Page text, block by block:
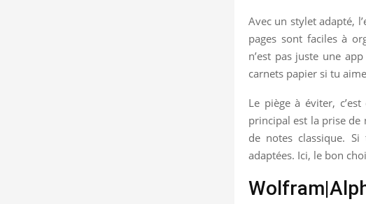
Avec un stylet adapté,
pages sont faciles à
n’est pas juste une
carnets papier si tu
Le piège à éviter,
principal est la prise de
de notes classique.
adaptées. Ici, le bon